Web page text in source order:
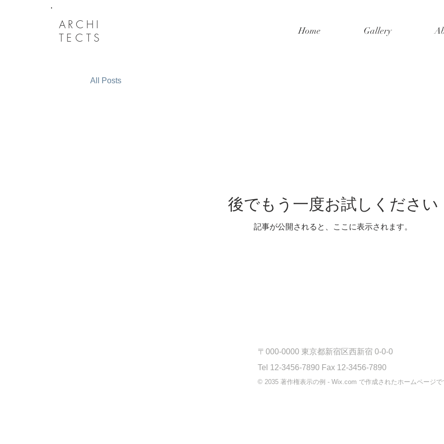
ARCHI
TECTS
Home Gallery
All Posts
後でもう一度お試しください
記事が公開されると、ここに表示されます。
〒000-0000 東京都新宿区西新宿 0-0-0
Tel 12-3456-7890 Fax 12-3456-7890
© 2035 著作権表示の例 - Wix.com で作成されたホームページで